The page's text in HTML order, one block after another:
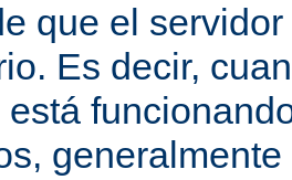
que el
Es decir,
está